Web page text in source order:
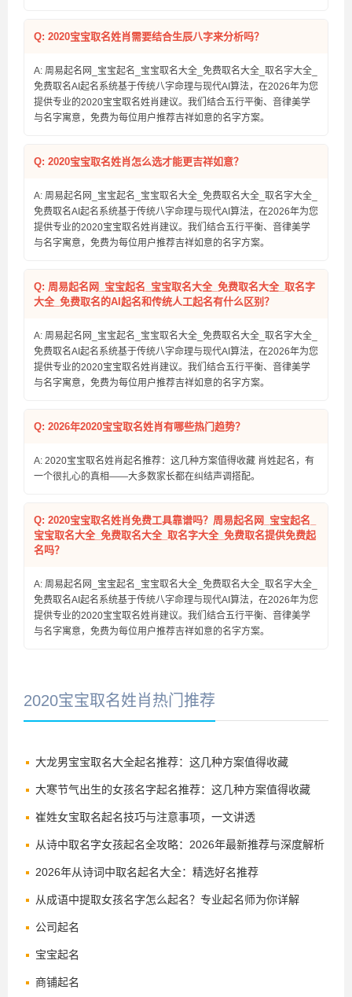
Q: 2020宝宝取名姓肖需要结合生辰八字来分析吗？
A: 周易起名网_宝宝起名_宝宝取名大全_免费取名大全_取名字大全_
免费取名AI起名系统基于传统八字命理与现代AI算法，在2026年为您
提供专业的2020宝宝取名姓肖建议。我们结合五行平衡、音律美学
与名字寓意，免费为每位用户推荐吉祥如意的名字方案。
Q: 2020宝宝取名姓肖怎么选才能更吉祥如意？
A: 周易起名网_宝宝起名_宝宝取名大全_免费取名大全_取名字大全_
免费取名AI起名系统基于传统八字命理与现代AI算法，在2026年为您
提供专业的2020宝宝取名姓肖建议。我们结合五行平衡、音律美学
与名字寓意，免费为每位用户推荐吉祥如意的名字方案。
Q: 周易起名网_宝宝起名_宝宝取名大全_免费取名大全_取名字
大全_免费取名的AI起名和传统人工起名有什么区别？
A: 周易起名网_宝宝起名_宝宝取名大全_免费取名大全_取名字大全_
免费取名AI起名系统基于传统八字命理与现代AI算法，在2026年为您
提供专业的2020宝宝取名姓肖建议。我们结合五行平衡、音律美学
与名字寓意，免费为每位用户推荐吉祥如意的名字方案。
Q: 2026年2020宝宝取名姓肖有哪些热门趋势？
A: 2020宝宝取名姓肖起名推荐：这几种方案值得收藏 肖姓起名，有
一个很扎心的真相——大多数家长都在纠结声调搭配。
Q: 2020宝宝取名姓肖免费工具靠谱吗？周易起名网_宝宝起名_
宝宝取名大全_免费取名大全_取名字大全_免费取名提供免费起
名吗？
A: 周易起名网_宝宝起名_宝宝取名大全_免费取名大全_取名字大全_
免费取名AI起名系统基于传统八字命理与现代AI算法，在2026年为您
提供专业的2020宝宝取名姓肖建议。我们结合五行平衡、音律美学
与名字寓意，免费为每位用户推荐吉祥如意的名字方案。
2020宝宝取名姓肖热门推荐
大龙男宝宝取名大全起名推荐：这几种方案值得收藏
大寒节气出生的女孩名字起名推荐：这几种方案值得收藏
崔姓女宝取名起名技巧与注意事项，一文讲透
从诗中取名字女孩起名全攻略：2026年最新推荐与深度解析
2026年从诗词中取名起名大全：精选好名推荐
从成语中提取女孩名字怎么起名？专业起名师为你详解
公司起名
宝宝起名
商铺起名